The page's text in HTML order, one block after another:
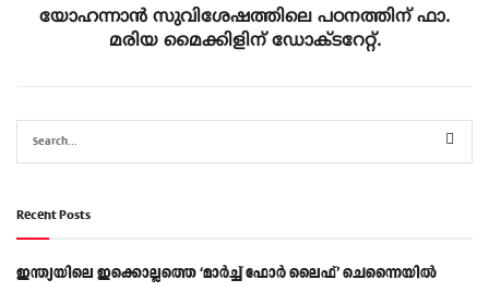
യോഹന്നാൻ സുവിശേഷത്തിലെ പഠനത്തിന് ഫാ.
മരിയ മൈക്കിളിന് ഡോക്ടറേറ്റ്.
Recent Posts
ഇന്ത്യയിലെ ഇക്കൊല്ലത്തെ ‘മാർച്ച് ഫോർ ലൈഫ്’ ചെന്നൈയിൽ